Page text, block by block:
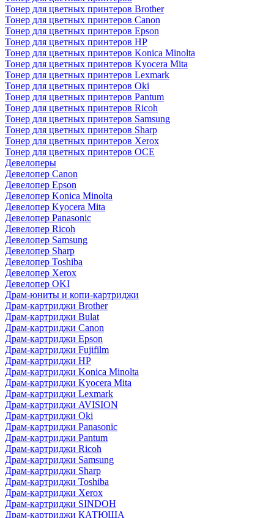
Тонер для цветных принтеров Brother
Тонер для цветных принтеров Canon
Тонер для цветных принтеров Epson
Тонер для цветных принтеров HP
Тонер для цветных принтеров Konica Minolta
Тонер для цветных принтеров Kyocera Mita
Тонер для цветных принтеров Lexmark
Тонер для цветных принтеров Oki
Тонер для цветных принтеров Pantum
Тонер для цветных принтеров Ricoh
Тонер для цветных принтеров Samsung
Тонер для цветных принтеров Sharp
Тонер для цветных принтеров Xerox
Тонер для цветных принтеров OCE
Девелоперы
Девелопер Canon
Девелопер Epson
Девелопер Konica Minolta
Девелопер Kyocera Mita
Девелопер Panasonic
Девелопер Ricoh
Девелопер Samsung
Девелопер Sharp
Девелопер Toshiba
Девелопер Xerox
Девелопер OKI
Драм-юниты и копи-картриджи
Драм-картриджи Brother
Драм-картриджи Bulat
Драм-картриджи Canon
Драм-картриджи Epson
Драм-картриджи Fujifilm
Драм-картриджи HP
Драм-картриджи Konica Minolta
Драм-картриджи Kyocera Mita
Драм-картриджи Lexmark
Драм-картриджи AVISION
Драм-картриджи Oki
Драм-картриджи Panasonic
Драм-картриджи Pantum
Драм-картриджи Ricoh
Драм-картриджи Samsung
Драм-картриджи Sharp
Драм-картриджи Toshiba
Драм-картриджи Xerox
Драм-картриджи SINDOH
Драм-картриджи КАТЮША